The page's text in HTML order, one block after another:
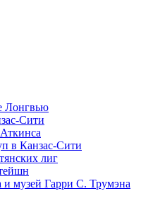
Лонгвью
Сити
в Канзас-Сити
лиг
и музей Гарри С. Трумэна